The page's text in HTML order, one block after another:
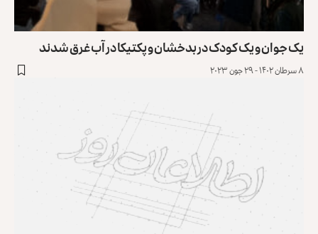
یک جوان و یک کودک در بدخشان و پکتیکا در آب غرق شدند
۸ سرطان ۱۴۰۲ - ۲۹ جون ۲۰۲۳